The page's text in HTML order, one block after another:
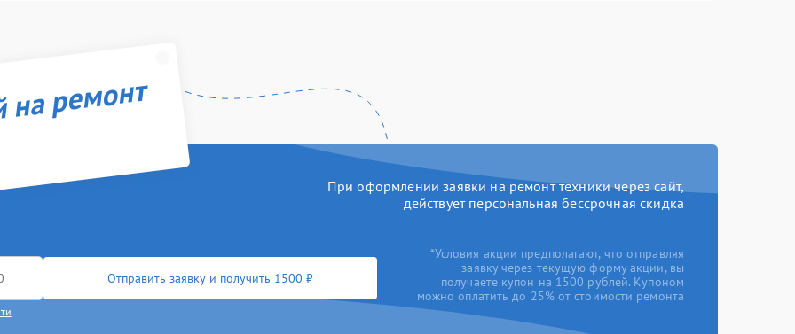
ремонт
При оформлении заявки на ремонт техники через сайт,
действует персональная бессрочная скидка
Отправить заявку и получить 1500 ₽
*Условия акции предполагают, что отправляя
заявку через текущую форму акции, вы
получаете купон на 1500 рублей. Купоном
можно оплатить до 25% от стоимости ремонта